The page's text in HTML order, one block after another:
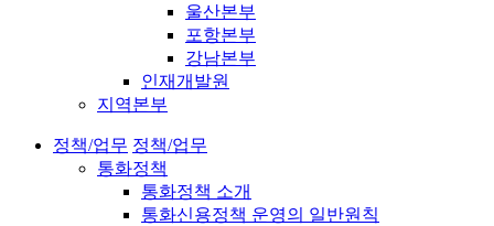
울산본부
포항본부
강남본부
인재개발원
지역본부
정책/업무 정책/업무
통화정책
통화정책 소개
통화신용정책 운영의 일반원칙